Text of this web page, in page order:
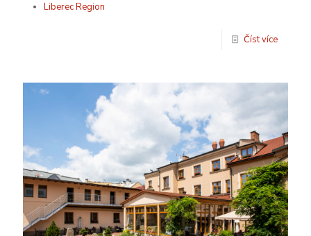
Liberec Region
Číst více